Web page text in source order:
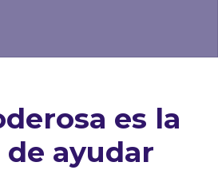
es la
ayudar